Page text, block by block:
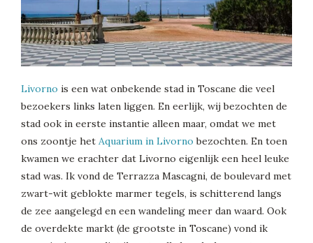
Livorno is een wat onbekende stad in Toscane die veel
bezoekers links laten liggen. En eerlijk, wij bezochten de
stad ook in eerste instantie alleen maar, omdat we met
ons zoontje het Aquarium in Livorno bezochten. En toen
kwamen we erachter dat Livorno eigenlijk een heel leuke
stad was. Ik vond de Terrazza Mascagni, de boulevard met
zwart-wit geblokte marmer tegels, is schitterend langs
de zee aangelegd en een wandeling meer dan waard. Ook
de overdekte markt (de grootste in Toscane) vond ik